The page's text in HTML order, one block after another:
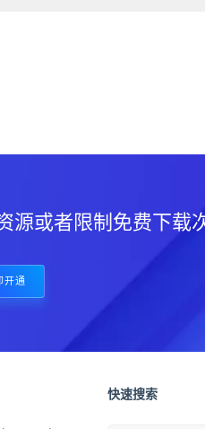
或者限制免费下载
开通
快速搜索